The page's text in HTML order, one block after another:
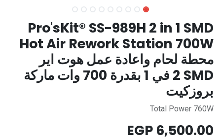
Pro'sKit® SS-989H 2 in 1 SMD
Hot Air Rework Station 700W
محطة لحام واعادة عمل هوت اير
SMD ‏2 في 1 بقدرة 700 وات ماركة
بروزكيت
Total Power 760W
6,500.00